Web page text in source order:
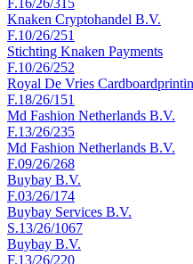
Knaken Cryptohandel B.V.
F.10/26/251
Stichting Knaken Payments
F.10/26/252
Royal De Vries
F.18/26/151
Md Fashion Netherlands B.V.
F.13/26/235
Md Fashion Netherlands B.V.
F.09/26/268
Buybay B.V.
F.03/26/174
Buybay Services B.V.
S.13/26/1067
Buybay B.V.
F.13/26/220